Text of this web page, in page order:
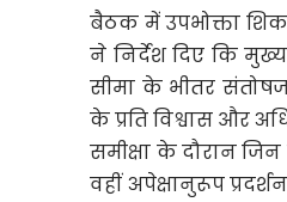
बैठक में उपभोक्ता
ने निर्देश दिए कि
सीमा के भीतर
के प्रति विश्वास और
समीक्षा के दौरान
वहीं अपेक्षानुरूप